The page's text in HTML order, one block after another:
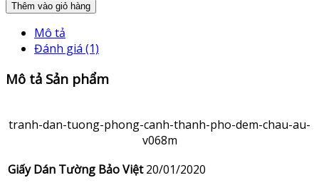
Thêm vào giỏ hàng
Mô tả
Đánh giá (1)
Mô tả Sản phẩm
tranh-dan-tuong-phong-canh-thanh-pho-dem-chau-au-
v068m
Giấy Dán Tường Bảo Việt 20/01/2020